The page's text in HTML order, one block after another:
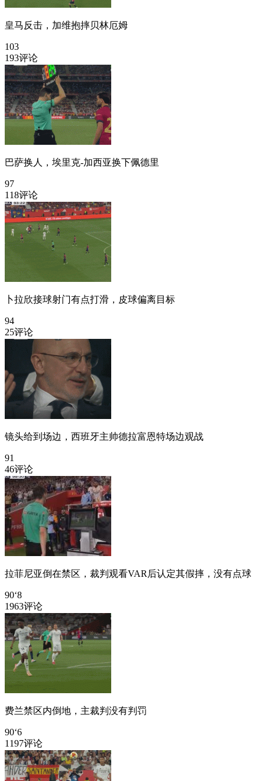
皇马反击，加维抱摔贝林厄姆
103
193评论
巴萨换人，埃里克-加西亚换下佩德里
97
118评论
卜拉欣接球射门有点打滑，皮球偏离目标
94
25评论
镜头给到场边，西班牙主帅德拉富恩特场边观战
91
46评论
拉菲尼亚倒在禁区，裁判观看VAR后认定其假摔，没有点球
90‘8
1963评论
费兰禁区内倒地，主裁判没有判罚
90‘6
1197评论